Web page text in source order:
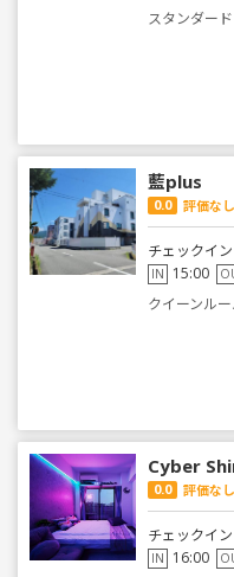
スタンダー
藍plus
0.0 評価なし
チェックイ
IN 15:00
クイーンル
Cyber
0.0 評価なし
チェックイ
IN 16:00